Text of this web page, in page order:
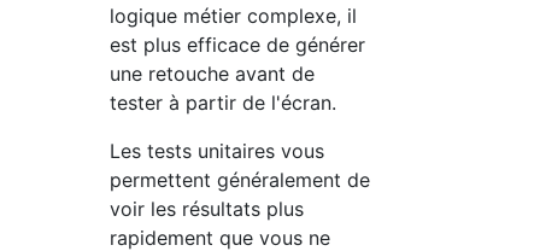
logique métier complexe, il
est plus efficace de générer
une retouche avant de
tester à partir de l'écran.
Les tests unitaires vous
permettent généralement de
voir les résultats plus
rapidement que vous ne